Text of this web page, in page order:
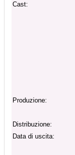
Cast:
Produzione:
Distribuzione:
Data di uscita: